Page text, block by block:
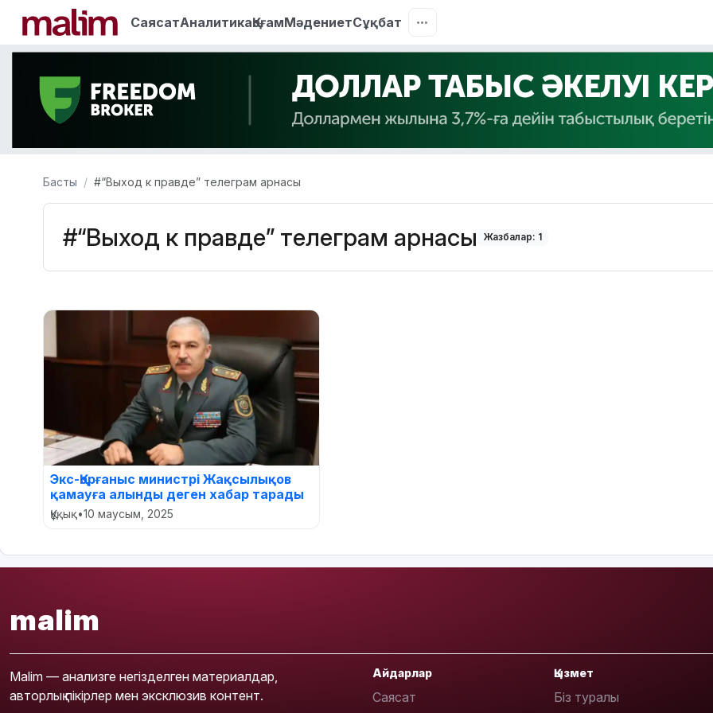
СаясатАналитикаҚоғамМәдениетСұқбат
Басты #“Выход к правде” телеграм арнасы
#“Выход к правде” телеграм арнасы Жазбалар: 1
Экс-Қорғаныс министрі Жақсылықов
қамауға алынды деген хабар тарады
Құқық•10 маусым, 2025
malim
Malim — анализге негізделген материалдар,
авторлық пікірлер мен эксклюзив контент.
Айдарлар
Саясат
Қызмет
Біз туралы